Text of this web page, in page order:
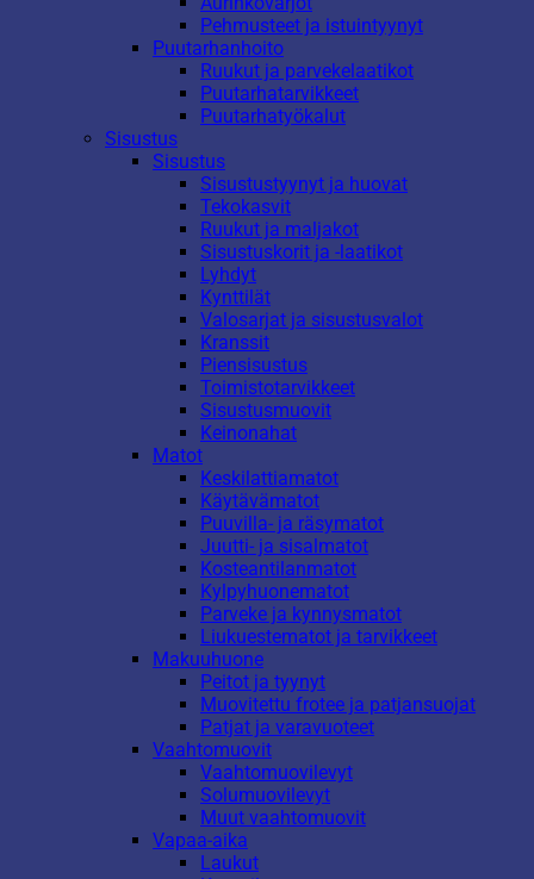
Pehmusteet ja istuintyynyt
Puutarhanhoito
Ruukut ja parvekelaatikot
Puutarhatarvikkeet
Puutarhatyökalut
Sisustus
Sisustus
Sisustustyynyt ja huovat
Tekokasvit
Ruukut ja maljakot
Sisustuskorit ja -laatikot
Lyhdyt
Kynttilät
Valosarjat ja sisustusvalot
Kranssit
Piensisustus
Toimistotarvikkeet
Sisustusmuovit
Keinonahat
Matot
Keskilattiamatot
Käytävämatot
Puuvilla- ja räsymatot
Juutti- ja sisalmatot
Kosteantilanmatot
Kylpyhuonematot
Parveke ja kynnysmatot
Liukuestematot ja tarvikkeet
Makuuhuone
Peitot ja tyynyt
Muovitettu frotee ja patjansuojat
Patjat ja varavuoteet
Vaahtomuovit
Vaahtomuovilevyt
Solumuovilevyt
Muut vaahtomuovit
Vapaa-aika
Laukut